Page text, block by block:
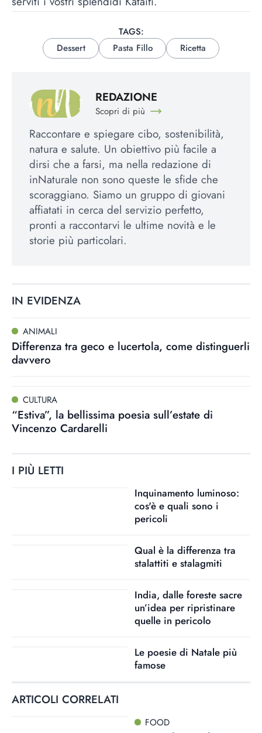
TAGS:
Dessert
Pasta Fillo Ricetta
REDAZIONE
Scopri di più
Raccontare e spiegare cibo, sostenibilità,
natura e salute. Un obiettivo più facile a
dirsi che a farsi, ma nella redazione di
inNaturale non sono queste le sfide che
scoraggiano. Siamo un gruppo di giovani
affiatati in cerca del servizio perfetto,
pronti a raccontarvi le ultime novità e le
storie più particolari.
IN EVIDENZA
ANIMALI
Differenza tra geco e lucertola, come distinguerli
davvero
CULTURA
“Estiva”, la bellissima poesia sull’estate di
Vincenzo Cardarelli
I PIÙ LETTI
Inquinamento luminoso:
cos'è e quali sono i
pericoli
Qual è la differenza tra
stalattiti e stalagmiti
India, dalle foreste sacre
un’idea per ripristinare
quelle in pericolo
Le poesie di Natale più
famose
ARTICOLI CORRELATI
FOOD